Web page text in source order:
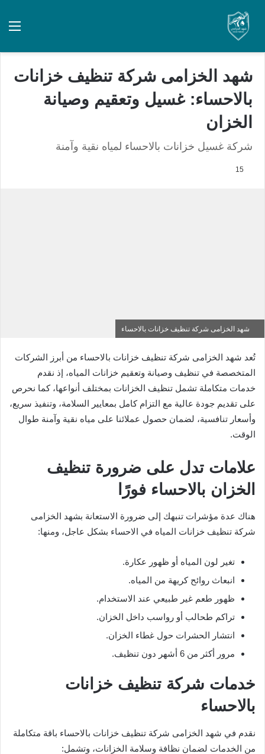
شهد الخزامى شركة تنظيف خزانات
بالاحساء: غسيل وتعقيم وصيانة
الخزان
شركة غسيل خزانات بالاحساء لمياه نقية وآمنة
15
شهد الخزامى شركة تنظيف خزانات بالاحساء
تُعد شهد الخزامى شركة تنظيف خزانات بالاحساء من أبرز الشركات
المتخصصة في تنظيف وصيانة وتعقيم خزانات المياه، إذ نقدم
خدمات متكاملة تشمل تنظيف الخزانات بمختلف أنواعها، كما نحرص
على تقديم جودة عالية مع التزام كامل بمعايير السلامة، وتنفيذ سريع،
وأسعار تنافسية، لضمان حصول عملائنا على مياه نقية وآمنة طوال
الوقت.
علامات تدل على ضرورة تنظيف
الخزان بالاحساء فورًا
هناك عدة مؤشرات تنبهك إلى ضرورة الاستعانة بشهد الخزامى
شركة تنظيف خزانات المياه في الاحساء بشكل عاجل، ومنها:
تغير لون المياه أو ظهور عكارة.
انبعاث روائح كريهة من المياه.
ظهور طعم غير طبيعي عند الاستخدام.
تراكم طحالب أو رواسب داخل الخزان.
انتشار الحشرات حول غطاء الخزان.
مرور أكثر من 6 أشهر دون تنظيف.
خدمات شركة تنظيف خزانات
بالاحساء
نقدم في شهد الخزامى شركة تنظيف خزانات بالاحساء باقة متكاملة
من الخدمات لضمان نظافة وسلامة الخزانات، وتشمل: